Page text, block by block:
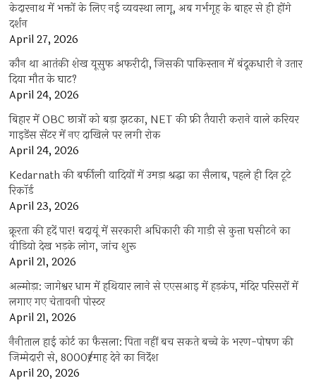
केदारनाथ में भक्तों के लिए नई व्यवस्था लागू, अब गर्भगृह के बाहर से ही होंगे
दर्शन
April 27, 2026
कौन था आतंकी शेख यूसुफ अफरीदी, जिसकी पाकिस्तान में बंदूकधारी ने उतार
दिया मौत के घाट?
April 24, 2026
बिहार में OBC छात्रों को बड़ा झटका, NET की फ्री तैयारी कराने वाले करियर
गाइडेंस सेंटर में नए दाखिले पर लगी रोक
April 24, 2026
Kedarnath की बर्फीली वादियों में उमड़ा श्रद्धा का सैलाब, पहले ही दिन टूटे
रिकॉर्ड
April 23, 2026
क्रूरता की हदें पार! बदायूं में सरकारी अधिकारी की गाड़ी से कुत्ता घसीटने का
वीडियो देख भड़के लोग, जांच शुरू
April 21, 2026
अल्मोड़ा: जागेश्वर धाम में हथियार लाने से एएसआइ में हड़कंप, मंदिर परिसरों में
लगाए गए चेतावनी पोस्टर
April 21, 2026
नैनीताल हाई कोर्ट का फैसला: पिता नहीं बच सकते बच्चे के भरण-पोषण की
जिम्मेदारी से, 8000₹/माह देने का निर्देश
April 20, 2026